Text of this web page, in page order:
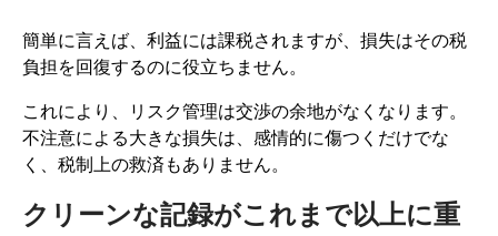
簡単に言えば、利益には課税されますが、損失はその税
負担を回復するのに役立ちません。
これにより、リスク管理は交渉の余地がなくなります。
不注意による大きな損失は、感情的に傷つくだけでな
く、税制上の救済もありません。
クリーンな記録がこれまで以上に重